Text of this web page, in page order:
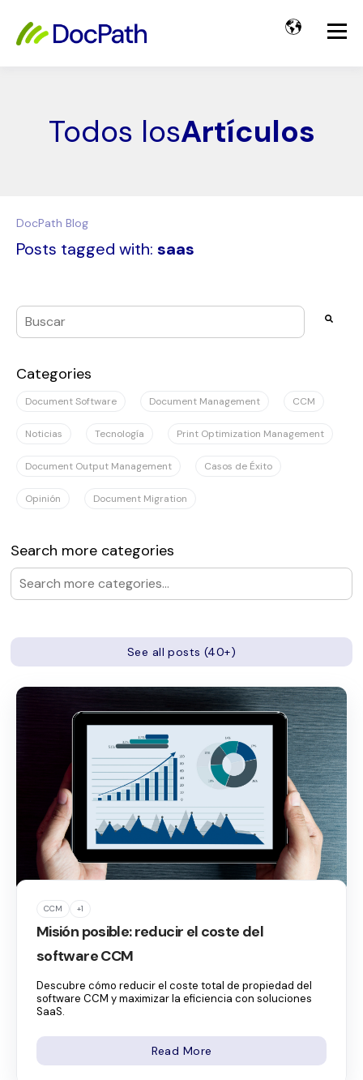
Todos losArtículos
DocPath Blog
Posts tagged with: saas
Esto es un campo de búsqueda con una función de texto
Categories
Document Software Document Management CCM
Noticias Tecnología Print Optimization Management
Document Output Management Casos de Éxito
Opinión Document Migration
Search more categories
See all posts (40+)
CCM +1
Misión posible: reducir el coste del
software CCM
Descubre cómo reducir el coste total de propiedad del
software CCM y maximizar la eficiencia con soluciones
SaaS.
Read More